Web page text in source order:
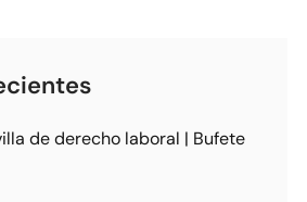
de derecho laboral | Bufete